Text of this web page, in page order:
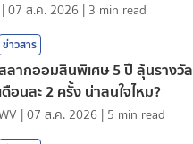
|07 ส.ค. 2026 | 3 min read
ข่าวสาร
ลากออมสินพิเศษ 5 ปี ลุ้นรางวัล
เดือนละ 2 ครั้ง น่าสนใจไหม?
|07 ส.ค. 2026 | 5 min read